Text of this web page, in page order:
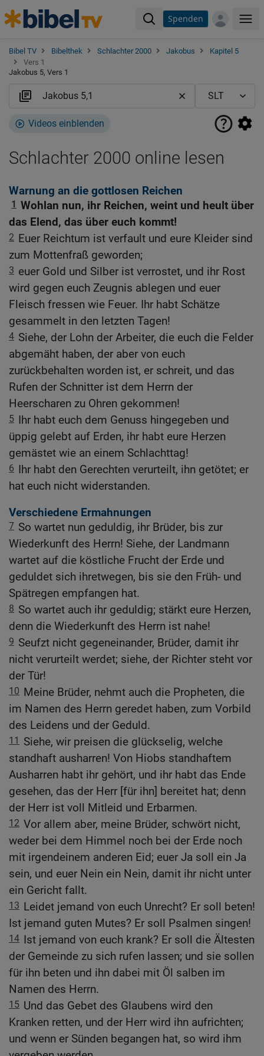
Spenden
Bibel TV Bibelthek Schlachter 2000 Jakobus
Kapitel 5
Vers 1
Jakobus 5, Vers 1
Videos einblenden
Schlachter 2000 online lesen
Warnung an die gottlosen Reichen
1 Wohlan nun, ihr Reichen, weint und heult über
das Elend, das über euch kommt!
2 Euer Reichtum ist verfault und eure Kleider sind
zum Mottenfraß geworden;
3 euer Gold und Silber ist verrostet, und ihr Rost
wird gegen euch Zeugnis ablegen und euer
Fleisch fressen wie Feuer. Ihr habt Schätze
gesammelt in den letzten Tagen!
4 Siehe, der Lohn der Arbeiter, die euch die Felder
abgemäht haben, der aber von euch
zurückbehalten worden ist, er schreit, und das
Rufen der Schnitter ist dem Herrn der
Heerscharen zu Ohren gekommen!
5 Ihr habt euch dem Genuss hingegeben und
üppig gelebt auf Erden, ihr habt eure Herzen
gemästet wie an einem Schlachttag!
6 Ihr habt den Gerechten verurteilt, ihn getötet; er
hat euch nicht widerstanden.
Verschiedene Ermahnungen
7 So wartet nun geduldig, ihr Brüder, bis zur
Wiederkunft des Herrn! Siehe, der Landmann
wartet auf die köstliche Frucht der Erde und
geduldet sich ihretwegen, bis sie den Früh- und
Spätregen empfangen hat.
8 So wartet auch ihr geduldig; stärkt eure Herzen,
denn die Wiederkunft des Herrn ist nahe!
9 Seufzt nicht gegeneinander, Brüder, damit ihr
nicht verurteilt werdet; siehe, der Richter steht vor
der Tür!
10 Meine Brüder, nehmt auch die Propheten, die
im Namen des Herrn geredet haben, zum Vorbild
des Leidens und der Geduld.
11
Siehe, wir preisen die glückselig, welche
standhaft ausharren! Von Hiobs standhaftem
Ausharren habt ihr gehört, und ihr habt das Ende
gesehen, das der Herr [für ihn] bereitet hat; denn
der Herr ist voll Mitleid und Erbarmen.
12 Vor allem aber, meine Brüder, schwört nicht,
weder bei dem Himmel noch bei der Erde noch
mit irgendeinem anderen Eid; euer Ja soll ein Ja
sein, und euer Nein ein Nein, damit ihr nicht unter
ein Gericht fallt.
13 Leidet jemand von euch Unrecht? Er soll beten!
Ist jemand guten Mutes? Er soll Psalmen singen!
14 Ist jemand von euch krank? Er soll die Ältesten
der Gemeinde zu sich rufen lassen; und sie sollen
für ihn beten und ihn dabei mit Öl salben im
Namen des Herrn.
15 Und das Gebet des Glaubens wird den
Kranken retten, und der Herr wird ihn aufrichten;
und wenn er Sünden begangen hat, so wird ihm